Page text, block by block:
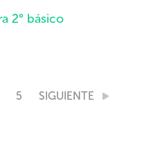
2° básico
5 SIGUIENTE